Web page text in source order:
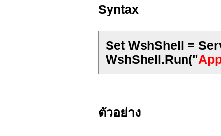
Syntax
Set WshShell =
WshShell.Run("
ตัวอย่าง